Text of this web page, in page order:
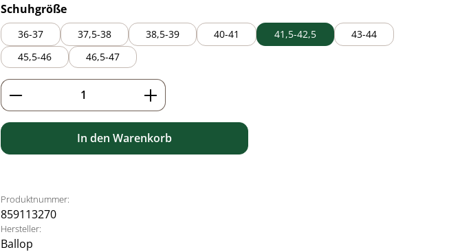
Schuhgrößeauswählen
36-37 37,5-38 38,5-39 40-41 41,5-42,5
43-44
45,5-46
46,5-47
Produkt Anzahl: Gib den gewünschten Wert ein oder
In den Warenkorb
Produktnummer:
859113270
Hersteller:
Ballop